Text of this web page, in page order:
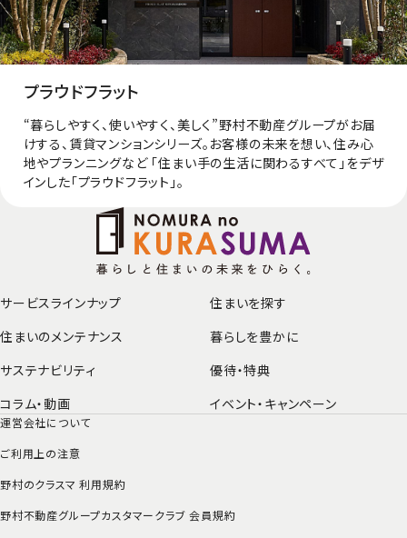
プラウドフラット
“暮らしやすく、使いやすく、美しく”野村不動産グループがお届
けする、賃貸マンションシリーズ。お客様の未来を想い、住み心
地やプランニングなど 「住まい手の生活に関わるすべて」をデザ
インした「プラウドフラット」。
サービスラインナップ
住まいを探す
住まいのメンテナンス
暮らしを豊かに
サステナビリティ
優待・特典
コラム・動画
イベント・ キャンペーン
運営会社について
ご利用上の注意
野村のクラスマ 利用規約
野村不動産グループカスタマークラブ 会員規約